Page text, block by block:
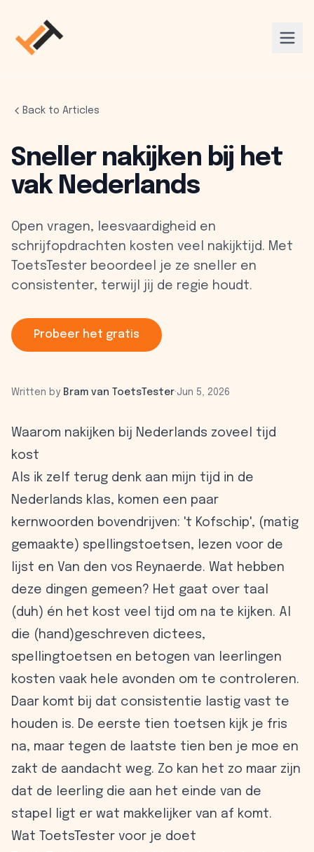
Back to Articles
Sneller nakijken bij het
vak Nederlands
Open vragen, leesvaardigheid en
schrijfopdrachten kosten veel nakijktijd. Met
ToetsTester beoordeel je ze sneller en
consistenter, terwijl jij de regie houdt.
Probeer het gratis
Written by Bram van ToetsTester·Jun 5, 2026
Waarom nakijken bij Nederlands zoveel tijd
kost
Als ik zelf terug denk aan mijn tijd in de
Nederlands klas, komen een paar
kernwoorden bovendrijven: 't Kofschip', (matig
gemaakte) spellingstoetsen, lezen voor de
lijst en Van den vos Reynaerde. Wat hebben
deze dingen gemeen? Het gaat over taal
(duh) én het kost veel tijd om na te kijken. Al
die (hand)geschreven dictees,
spellingtoetsen en betogen van leerlingen
kosten vaak hele avonden om te controleren.
Daar komt bij dat consistentie lastig vast te
houden is. De eerste tien toetsen kijk je fris
na, maar tegen de laatste tien ben je moe en
zakt de aandacht weg. Zo kan het zo maar zijn
dat de leerling die aan het einde van de
stapel ligt er wat makkelijker van af komt.
Wat ToetsTester voor je doet